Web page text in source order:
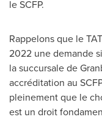
le SCFP.
Rappelons que le
2022 une demande
la succursale de
accréditation au
pleinement que le
est un droit